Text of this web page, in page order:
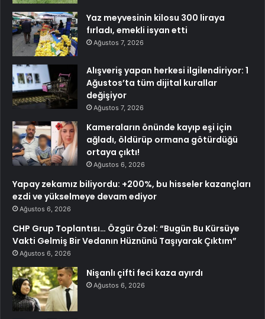
Yaz meyvesinin kilosu 300 liraya
fırladı, emekli isyan etti
Ağustos 7, 2026
Alışveriş yapan herkesi ilgilendiriyor: 1
Ağustos’ta tüm dijital kurallar
değişiyor
Ağustos 7, 2026
Kameraların önünde kayıp eşi için
ağladı, öldürüp ormana götürdüğü
ortaya çıktı!
Ağustos 6, 2026
Yapay zekamız biliyordu: +200%, bu hisseler kazançları
ezdi ve yükselmeye devam ediyor
Ağustos 6, 2026
CHP Grup Toplantısı… Özgür Özel: “Bugün Bu Kürsüye
Vakti Gelmiş Bir Vedanın Hüznünü Taşıyarak Çıktım”
Ağustos 6, 2026
Nişanlı çifti feci kaza ayırdı
Ağustos 6, 2026